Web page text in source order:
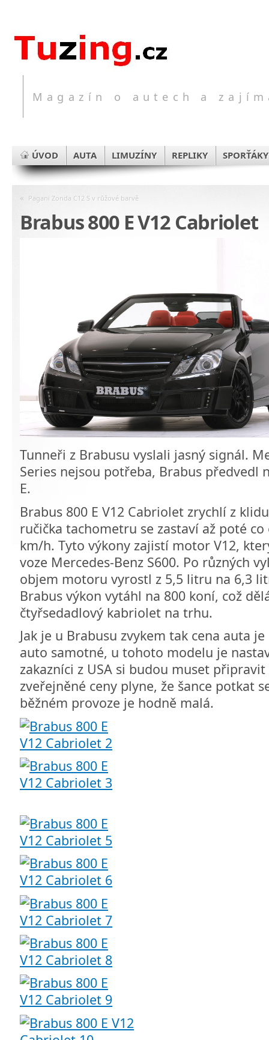
Magazín o autech a
ÚVOD AUTA LIMUZÍNY REPLIKY SPORŤÁKY
« Pagani Zonda C12 S v růžové barvě
Brabus 800 E V12 Cabriolet
Tunneři z Brabusu vyslali jasný signál.
Series nejsou potřeba, Brabus předvedl
E.
Brabus 800 E V12 Cabriolet zrychlí z
ručička tachometru se zastaví až poté
km/h. Tyto výkony zajistí motor V12,
voze Mercedes-Benz S600. Po různých
objem motoru vyrostl z 5,5 litru na 6,3
Brabus výkon vytáhl na 800 koní, což
čtyřsedadlový kabriolet na trhu.
Jak je u Brabusu zvykem tak cena auta
auto samotné, u tohoto modelu je
zakazníci z USA si budou muset připravit
zveřejněné ceny plyne, že šance potkat
běžném provoze je hodně malá.